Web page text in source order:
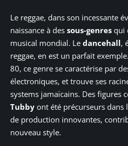
Le reggae, dans son incessante
naissance à des sous-genres qui
musical mondial. Le dancehall,
reggae, en est un parfait
80, ce genre se caractérise par
électroniques, et trouve ses
systems jamaïcains. Des figures
Tubby ont été précurseurs dans
de production innovantes,
nouveau style.